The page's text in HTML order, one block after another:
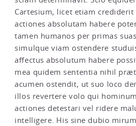
Cartesium, licet etiam crediderit
actiones absolutam habere
tamen humanos per primas
simulque viam ostendere
affectus absolutum habere
mea quidem sententia nihil
acumen ostendit, ut suo loco
illos revertere volo qui
actiones detestari vel ridere
intelligere. His sine dubio